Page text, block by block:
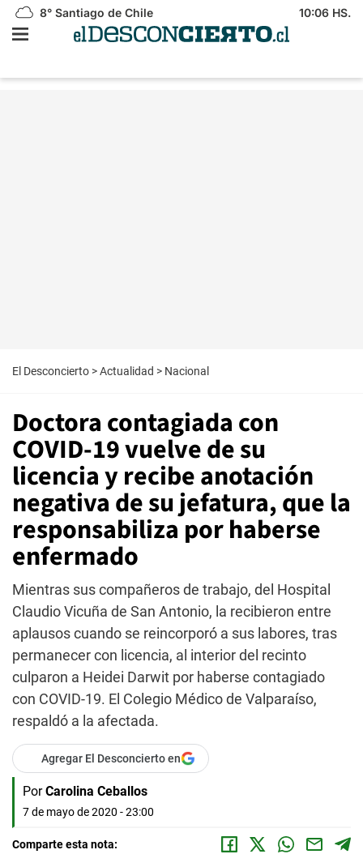
8° Santiago de Chile 10:06 HS.
El Desconcierto >Actualidad > Nacional
Doctora contagiada con
COVID-19 vuelve de su
licencia y recibe anotación
negativa de su jefatura, que la
responsabiliza por haberse
enfermado
Mientras sus compañeros de trabajo, del Hospital
Claudio Vicuña de San Antonio, la recibieron entre
aplausos cuando se reincorporó a sus labores, tras
permanecer con licencia, al interior del recinto
culparon a Heidei Darwit por haberse contagiado
con COVID-19. El Colegio Médico de Valparaíso,
respaldó a la afectada.
Agregar El Desconcierto en
Por Carolina Ceballos
7 de mayo de 2020 - 23:00
Comparte esta nota: